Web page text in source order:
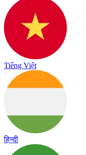
Tiếng Việt
हिन्दी